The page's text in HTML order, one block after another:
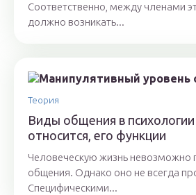
Соответственно, между членами
должно возникать...
Теория
Виды общения в
относится, его функции
Человеческую жизнь невозможно
общения. Однако оно не всегда
Специфическими...